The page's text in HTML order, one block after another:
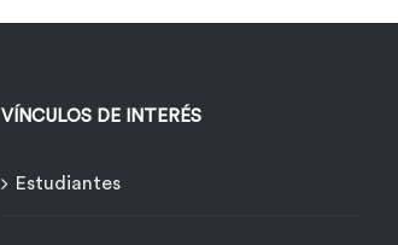
VÍNCULOS DE INTERÉS
Estudiantes